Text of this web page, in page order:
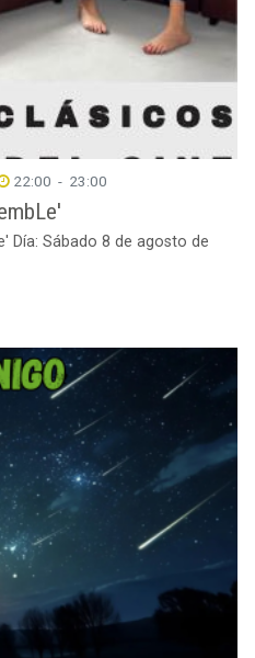
22:00 - 23:00
Día: Sábado 8 de agosto de